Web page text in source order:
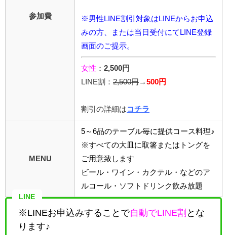
参加費
※男性LINE割引対象はLINEからお申込
みの方、または当日受付にてLINE登録
画面のご提示。
女性 ： 2,500円
LINE割： 2,500円 → 500円
割引の詳細は コチラ
MENU
5～6品のテーブル毎に提供コース料理♪
※すべての大皿に取箸またはトングを
ご用意致します
ビール・ワイン・カクテル・などのア
ルコール・ソフトドリンク飲み放題
LINE
※LINEお申込みすることで自動でLINE割 とな
ります♪